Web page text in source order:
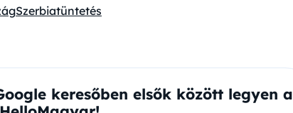
Szerbiatüntetés
keresőben elsők között legyen a